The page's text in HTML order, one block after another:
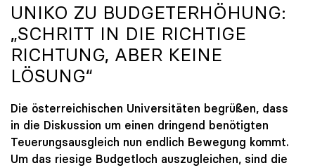
UNIKO ZU BUDGETERHÖHUNG:
„SCHRITT IN DIE RICHTIGE
RICHTUNG, ABER KEINE
LÖSUNG“
Die österreichischen Universitäten begrüßen, dass
in die Diskussion um einen dringend benötigten
Teuerungsausgleich nun endlich Bewegung kommt.
Um das riesige Budgetloch auszugleichen, sind die